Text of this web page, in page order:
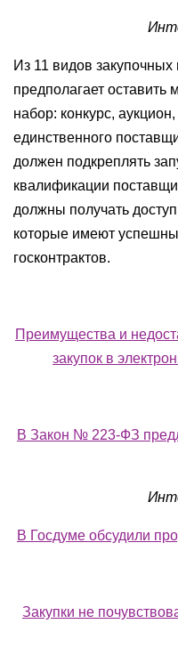
Из 11 видов
предполагает
набор: конкурс,
единственного
должен подкреплять
квалификации
должны получать
которые имеют
госконтрактов.
Преимущества и
закупок в
В Закон № 223-ФЗ
В Госдуме обсудили
Закупки не